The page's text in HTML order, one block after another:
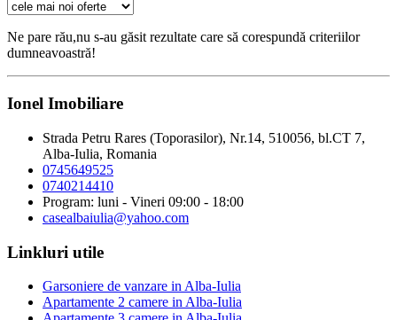
Ne pare rău,nu s-au găsit rezultate care să corespundă criteriilor
dumneavoastră!
Ionel Imobiliare
Strada Petru Rares (Toporasilor), Nr.14, 510056, bl.CT 7,
Alba-Iulia, Romania
0745649525
0740214410
Program: luni - Vineri 09:00 - 18:00
casealbaiulia@yahoo.com
Linkluri utile
Garsoniere de vanzare in Alba-Iulia
Apartamente 2 camere in Alba-Iulia